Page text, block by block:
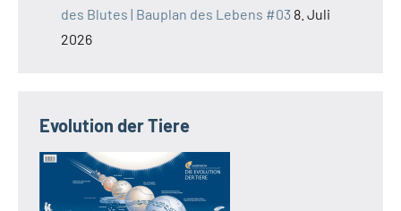
des Blutes | Bauplan des Lebens #03 8. Juli
2026
Evolution der Tiere